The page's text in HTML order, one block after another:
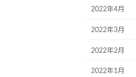
2022年4月
2022年3月
2022年2月
2022年1月